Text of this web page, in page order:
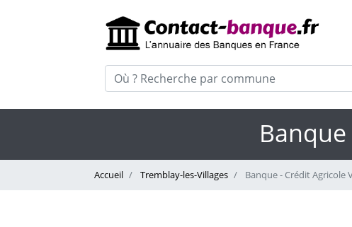
Accueil Tremblay-les-Villages Banque - Crédit Agricole